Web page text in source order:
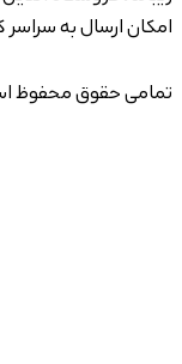
امکان ارسال به
تمامی حقوق محفوظ